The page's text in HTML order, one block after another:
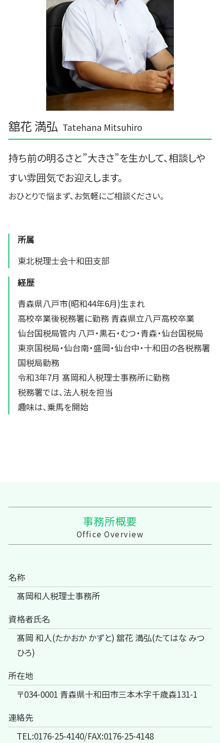
舘花 満弘 Tatehana Mitsuhiro
持ち前の明るさと”大きさ”を生かして、相談しや
すい雰囲気でお迎えします。
おひとりで悩まず、お気軽にご相談ください。
所属
東北税理士会十和田支部
経歴
青森県八戸市(昭和44年6月)生まれ
高校卒業後税務署に勤務 青森県立八戸高校卒業
仙台国税局管内 八戸・黒石・むつ・青森・仙台国税局
東京国税局・仙台南・盛岡・仙台中・十和田の各税務署
国税局勤務
令和3年7月 髙岡和人税理士事務所に勤務
税務署では、法人税を担当
趣味は、乗馬を開始
事務所概要
Office Overview
名称
髙岡和人税理士事務所
資格者氏名
髙岡 和人(たかおか かずと) 舘花 満弘(たてはな みつ
ひろ)
所在地
〒034-0001 青森県十和田市三本木字千歳森131-1
連絡先
TEL:0176-25-4140/FAX:0176-25-4148